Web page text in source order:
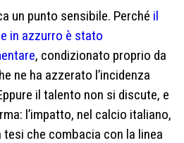
un punto sensibile. Perché il
in azzurro è stato
, condizionato proprio da
ne ha azzerato l’incidenza
il talento non si discute, e
l’impatto, nel calcio italiano,
tesi che combacia con la linea